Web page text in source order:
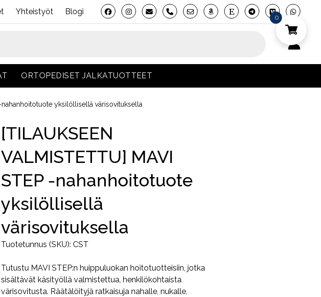
Yhteistyöt Blogi phone
ORTOPEDISET JALKATUOTTEET
nahanhoitotuote yksilöllisellä värisovituksella
[TILAUKSEEN
VALMISTETTU] MAVI
STEP -nahanhoitotuote
yksilöllisellä
värisovituksella
Tuotetunnus (SKU): CST
Tutustu MAVI STEP:n huippuluokan hoitotuotteisiin, jotka
sisältävät käsityöllä valmistettua, henkilökohtaista
värisovitusta. Räätälöityjä ratkaisuja nahalle, nukalle,
0